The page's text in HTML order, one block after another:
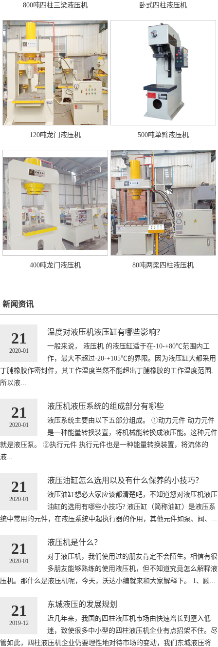
800吨四柱三梁液压机 卧式四柱液压机
120吨龙门液压机 500吨单臂液压机
400吨龙门液压机 80吨两梁四柱液压机
新闻资讯
21
2020-01
温度对液压机液压缸有哪些影响？
一般来说， 液压机 的液压缸适于在-10-+80℃范围内工
作，最大不超过-20-+105℃的界限。因为液压缸大都采用
丁脯橡胶作密封件，其工作温度当然不能超出丁脯橡胶的工作温度范围.
所以液...
21
2020-01
液压机液压系统的组成部分有哪些
液压系统主要由以下五部分组成。 ①动力元件 动力元件
是一种能量转换装置，将机械能转换成液压能。这种元件
就是液压泵。 ②执行元件 执行元件也是一种能量转换装置，将流体的
液...
21
2020-01
液压油缸怎么选用以及有什么保养的小技巧？
液压油缸想必大家应该都清楚吧，不知道您对液压机液压
油缸的选用有哪些小技巧? 液压缸（简称油缸）是液压系
统中常用的元件，在液压系统中起执行器的作用，其他元件如泵、阀、...
21
2020-01
液压机是什么？
对于液压机，我们使用过的朋友肯定不会陌生。相信有很
多朋友能够熟练的使用液压机，但不知道究竟怎么解释液
压机。那什么是液压机呢，今天，沃达小编就来和大家解释下。 1、顾...
21
2019-12
东城液压的发展规划
近几年来，我国的四柱液压机市场由快速增长到堕入低
迷，致使很多中小型的四柱液压机企业有点招架不住。尽
管如此，四柱液压机企业仍要理性地对待市场的变动，我们东城液压将